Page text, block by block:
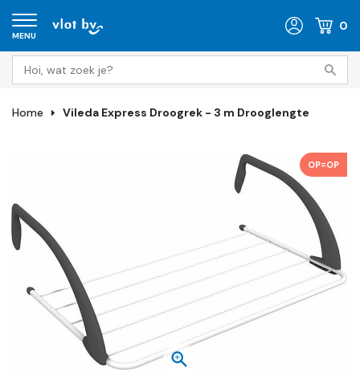
MENU
0
Home Vileda Express Droogrek - 3 m Drooglengte
OP=OP